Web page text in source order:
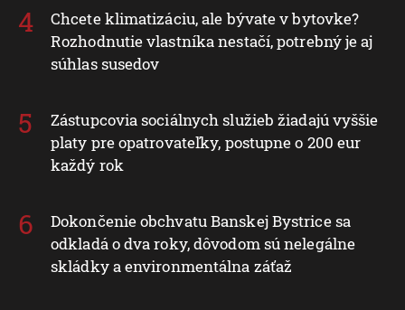
Chcete klimatizáciu, ale bývate v bytovke?
Rozhodnutie vlastníka nestačí, potrebný je aj
súhlas susedov
Zástupcovia sociálnych služieb žiadajú vyššie
platy pre opatrovateľky, postupne o 200 eur
každý rok
Dokončenie obchvatu Banskej Bystrice sa
odkladá o dva roky, dôvodom sú nelegálne
skládky a environmentálna záťaž